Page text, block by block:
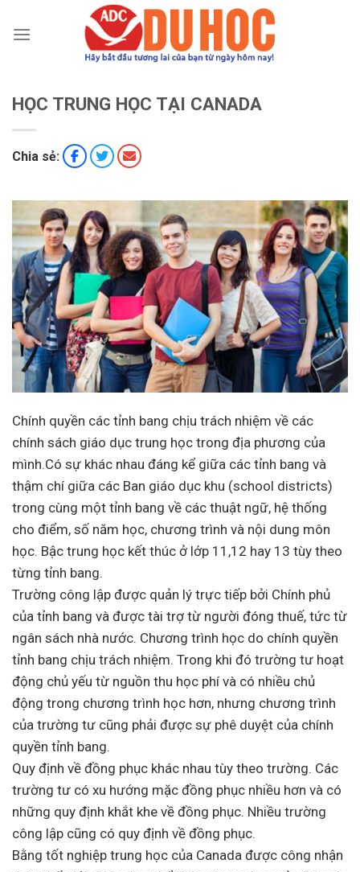
đến
HỌC TRUNG HỌC TẠI CANADA
Chia sẻ:
Chính quyền các tỉnh bang chịu trách nhiệm về các
chính sách giáo dục trung học trong địa phương của
mình.Có sự khác nhau đáng kể giữa các tỉnh bang và
thậm chí giữa các Ban giáo dục khu (school districts)
trong cùng một tỉnh bang về các thuật ngữ, hệ thống
cho điểm, số năm học, chương trình và nội dung môn
học. Bậc trung học kết thúc ở lớp 11,12 hay 13 tùy theo
từng tỉnh bang.
Trường công lập được quản lý trực tiếp bởi Chính phủ
của tỉnh bang và được tài trợ từ người đóng thuế, tức từ
ngân sách nhà nước. Chương trình học do chính quyền
tỉnh bang chịu trách nhiệm. Trong khi đó trường tư hoạt
động chủ yếu từ nguồn thu học phí và có nhiều chủ
động trong chương trình học hơn, nhưng chương trình
của trường tư cũng phải được sự phê duyệt của chính
quyền tỉnh bang.
Quy định về đồng phục khác nhau tùy theo trường. Các
trường tư có xu hướng mặc đồng phục nhiều hơn và có
những quy định khắt khe về đồng phục. Nhiều trường
công lập cũng có quy định về đồng phục.
Bằng tốt nghiệp trung học của Canada được công nhận